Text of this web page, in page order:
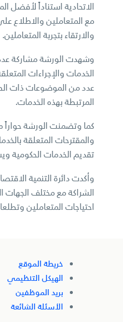
الاتحادية استناداً لأفضل
مع المتعاملين والاطلاع
والارتقاء بتجربة المتعاملين.
وشهدت الورشة مشاركة
الخدمات والإجراءات
عدد من الموضوعات ذات
المرتبطة بهذه الخدمات.
كما وتضمنت الورشة حواراً
والمقترحات المتعلقة
تقديم الخدمات الحكومية
وأكدت دائرة التنمية
الشراكة مع مختلف الجهات
احتياجات المتعاملين
خريطة الموقع
الهيكل التنظيمي
بريد الموظفين
الأسئلة الشائعة